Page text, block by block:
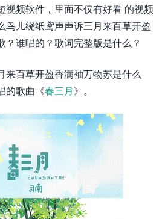
视频软件，里面不仅有好看 的视频
鸟儿绕纸鸢声声诉三月来百草开盈
？谁唱的？歌词完整版是什么？
来百草开盈香满袖万物苏是什么
的歌曲《春三月》。